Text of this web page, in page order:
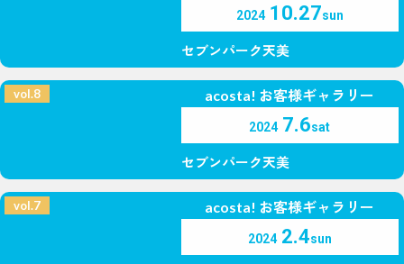
202410.27sun
セブンパーク天美
vol.8 acosta! お客様ギャラリー
2024 7.6sat
セブンパーク天美
vol.7 acosta! お客様ギャラリー
20242.4sun